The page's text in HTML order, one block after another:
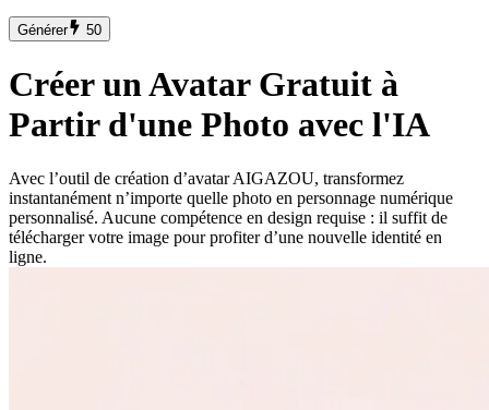
Générer 50
Créer un Avatar Gratuit à
Partir d'une Photo avec l'IA
Avec l’outil de création d’avatar AIGAZOU, transformez
instantanément n’importe quelle photo en personnage numérique
personnalisé. Aucune compétence en design requise : il suffit de
télécharger votre image pour profiter d’une nouvelle identité en
ligne.